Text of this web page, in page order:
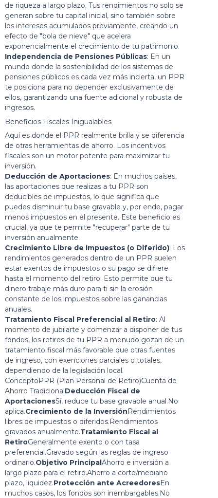
de riqueza a largo plazo. Tus rendimientos no solo se
generan sobre tu capital inicial, sino también sobre
los intereses acumulados previamente, creando un
efecto de "bola de nieve" que acelera
exponencialmente el crecimiento de tu patrimonio.
Independencia de Pensiones Públicas: En un
mundo donde la sostenibilidad de los sistemas de
pensiones públicos es cada vez más incierta, un PPR
te posiciona para no depender exclusivamente de
ellos, garantizando una fuente adicional y robusta de
ingresos.
Beneficios Fiscales Inigualables
Aquí es donde el PPR realmente brilla y se diferencia
de otras herramientas de ahorro. Los incentivos
fiscales son un motor potente para maximizar tu
inversión.
Deducción de Aportaciones: En muchos países,
las aportaciones que realizas a tu PPR son
deducibles de impuestos, lo que significa que
puedes disminuir tu base gravable y, por ende, pagar
menos impuestos en el presente. Este beneficio es
crucial, ya que te permite "recuperar" parte de tu
inversión anualmente.
Crecimiento Libre de Impuestos (o Diferido): Los
rendimientos generados dentro de un PPR suelen
estar exentos de impuestos o su pago se difiere
hasta el momento del retiro. Esto permite que tu
dinero trabaje más duro para ti sin la erosión
constante de los impuestos sobre las ganancias
anuales.
Tratamiento Fiscal Preferencial al Retiro: Al
momento de jubilarte y comenzar a disponer de tus
fondos, los retiros de tu PPR a menudo gozan de un
tratamiento fiscal más favorable que otras fuentes
de ingreso, con exenciones parciales o totales,
dependiendo de la legislación local.
ConceptoPPR (Plan Personal de Retiro)Cuenta de
Ahorro TradicionalDeducción Fiscal de
AportacionesSí, reduce tu base gravable anual.No
aplica.Crecimiento de la InversiónRendimientos
libres de impuestos o diferidos.Rendimientos
gravados anualmente.Tratamiento Fiscal al
RetiroGeneralmente exento o con tasa
preferencial.Gravado según las reglas de ingreso
ordinario.Objetivo PrincipalAhorro e inversión a
largo plazo para el retiro.Ahorro a corto/mediano
plazo, liquidez.Protección ante AcreedoresEn
muchos casos, los fondos son inembargables.No